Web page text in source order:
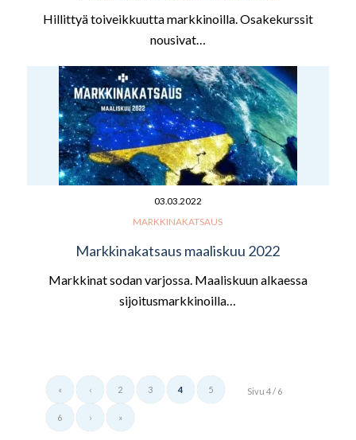
Hillittyä toiveikkuutta markkinoilla. Osakekurssit
nousivat…
03.03.2022
MARKKINAKATSAUS
Markkinakatsaus maaliskuu 2022
Markkinat sodan varjossa. Maaliskuun alkaessa
sijoitusmarkkinoilla…
Sivu 4 / 6
« ‹ 2 3 4 5
6 › »